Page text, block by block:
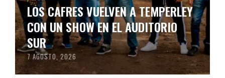
LOS CAFRES VUELVEN A TEMPERLEY
CON UN SHOW EN EL AUDITORIO
SUR
7 AGOSTO, 2026